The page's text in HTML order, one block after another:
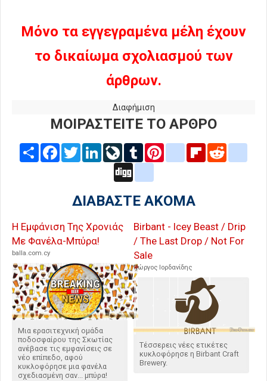
Μόνο τα εγγεγραμένα μέλη έχουν
το δικαίωμα σχολιασμού των
άρθρων.
Διαφήμιση
ΜΟΙΡΑΣΤΕΙΤΕ ΤΟ ΑΡΘΡΟ
Share FacebookTwitterLinkedInLiveJournal
Tumblr Pinterestblogger_post
Flipboard
ΔΙΑΒΑΣΤΕ ΑΚΟΜΑ
Η Εμφάνιση Της Χρονιάς
Με Φανέλα-Μπύρα!
balla.com.cy
Μια ερασιτεχνική ομάδα
ποδοσφαίρου της Σκωτίας
ανέβασε τις εμφανίσεις σε
νέο επίπεδο, αφού
κυκλοφόρησε μια φανέλα
σχεδιασμένη σαν... μπύρα!
Birbant - Icey Beast / Drip
/ The Last Drop / Not For
Sale
Γιώργος Ιορδανίδης
Τέσσερεις νέες ετικέτες
κυκλοφόρησε η Birbant Craft
Brewery.